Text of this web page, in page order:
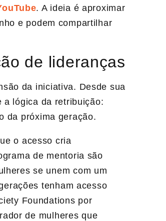
. A ideia é aproximar
e podem compartilhar
de lideranças
da iniciativa. Desde sua
a lógica da retribuição:
da próxima geração.
o acesso cria
de mentoria são
se unem com um
tenham acesso
Foundations por
de mulheres que